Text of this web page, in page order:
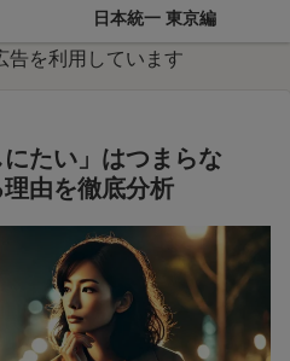
日本統一 東京編
告を利用しています
にたい」はつまらな
由を徹底分析